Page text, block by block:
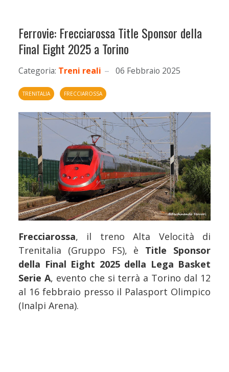
Ferrovie: Frecciarossa Title Sponsor della
Final Eight 2025 a Torino
Categoria: Treni reali 06 Febbraio 2025
TRENITALIA FRECCIAROSSA
Frecciarossa, il treno Alta Velocità di
Trenitalia (Gruppo FS), è Title Sponsor
della Final Eight 2025 della Lega Basket
Serie A, evento che si terrà a Torino dal 12
al 16 febbraio presso il Palasport Olimpico
(Inalpi Arena).